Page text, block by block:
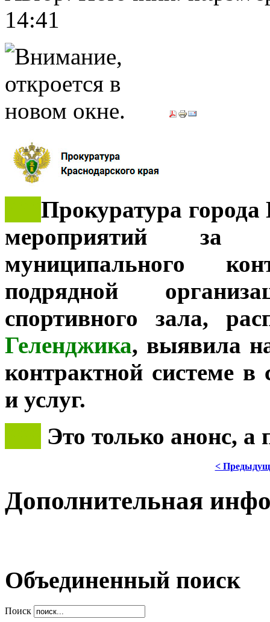
14:41
Прокуратура
мероприятий за
муниципального
подрядной
спортивного зала,
Геленджика, выявила
контрактной системе в
и услуг.
Это только анонс, а
<
Дополнительная
Объединенный поиск
Поиск